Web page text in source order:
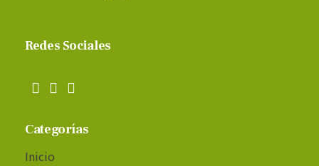
Redes Sociales
Categorías
Inicio